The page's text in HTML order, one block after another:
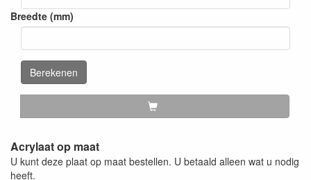
Breedte (mm)
Berekenen
Acrylaat op maat
U kunt deze plaat op maat bestellen. U betaald alleen wat u nodig
heeft.